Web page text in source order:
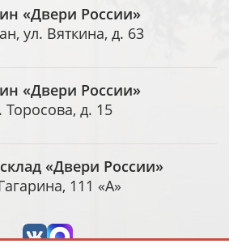
«Двери России»
ул. Вяткина, д. 63
«Двери России»
Торосова, д. 15
«Двери России»
111 «А»